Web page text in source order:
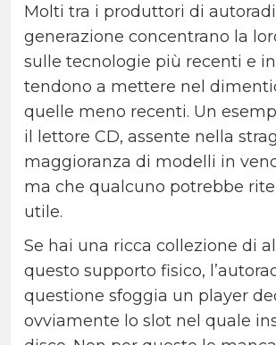
Molti tra i produttori di
generazione concentrano la
sulle tecnologie più recenti e
tendono a mettere nel
quelle meno recenti. Un
il lettore CD, assente nella
maggioranza di modelli in
ma che qualcuno potrebbe
utile.
Se hai una ricca collezione di
questo supporto fisico,
questione sfoggia un player
ovviamente lo slot nel quale